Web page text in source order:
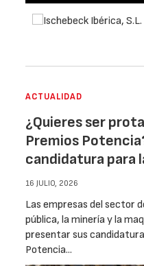
ACTUALIDAD
¿Quieres ser
Premios
candidatura para
16 JULIO, 2026
Las empresas del sector
pública, la minería y la
presentar sus
Potencia...